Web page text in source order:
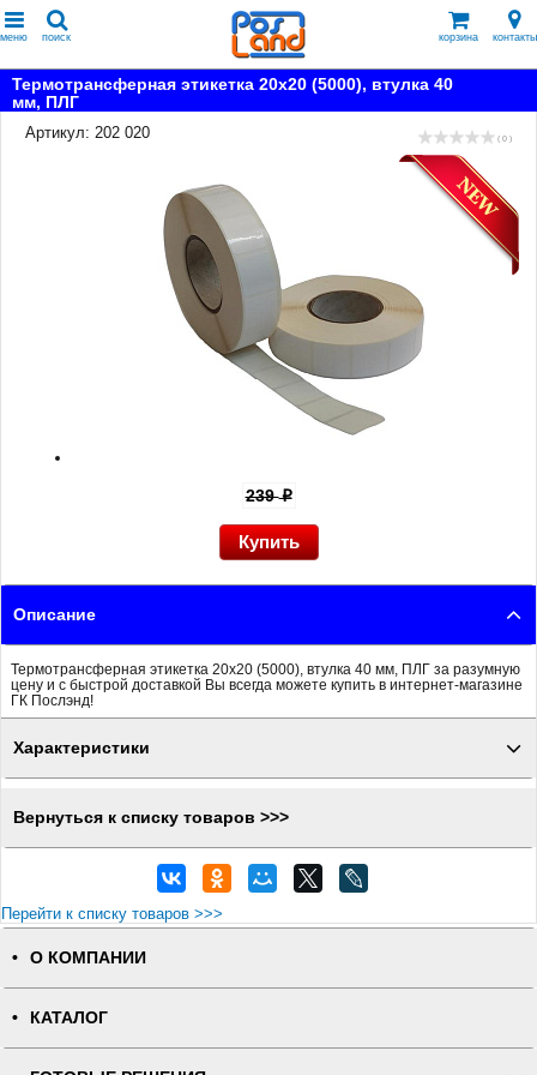
меню поиск корзина контакты
Термотрансферная этикетка 20x20 (5000), втулка 40
мм, ПЛГ
Артикул: 202 020
( 0 )
239p
Описание
Термотрансферная этикетка 20x20 (5000), втулка 40 мм, ПЛГ за разумную
цену и с быстрой доставкой Вы всегда можете купить в интернет-магазине
ГК Послэнд!
Характеристики
Вернуться к списку товаров >>>
Перейти к списку товаров >>>
О КОМПАНИИ
КАТАЛОГ